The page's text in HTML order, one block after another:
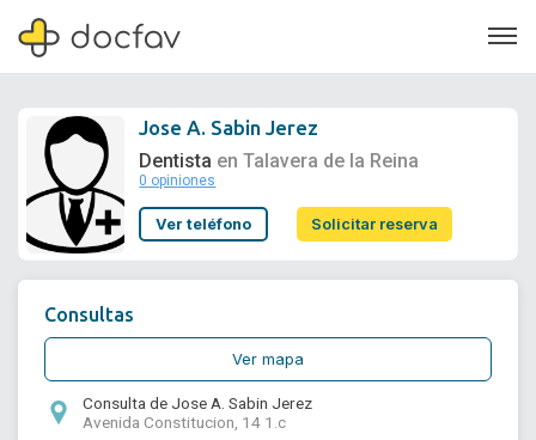
Soporte
Jose A. Sabin Jerez
Dentista en Talavera de la Reina
0 opiniones
Ver teléfono Solicitar reserva
Consultas
Ver mapa
Consulta de Jose A. Sabin Jerez
Avenida Constitucion, 14 1.c